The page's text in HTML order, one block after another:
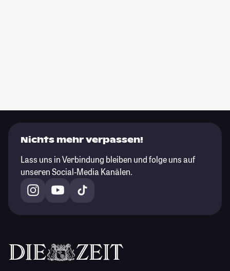
Nichts mehr verpassen!
Lass uns in Verbindung bleiben und folge uns auf
unseren Social-Media Kanälen.